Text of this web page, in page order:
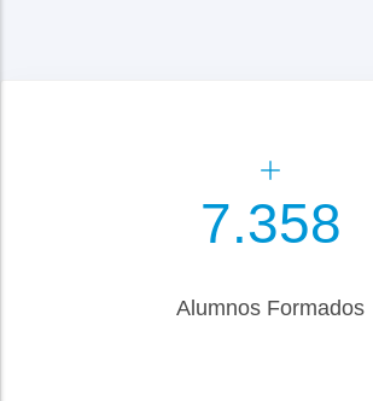
8.500
Alumnos Formados